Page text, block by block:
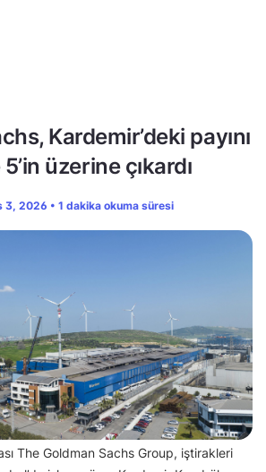
Kardemir’deki payını
üzerine çıkardı
3, 2026 • 1 dakika okuma süresi
The Goldman Sachs Group, iştirakleri